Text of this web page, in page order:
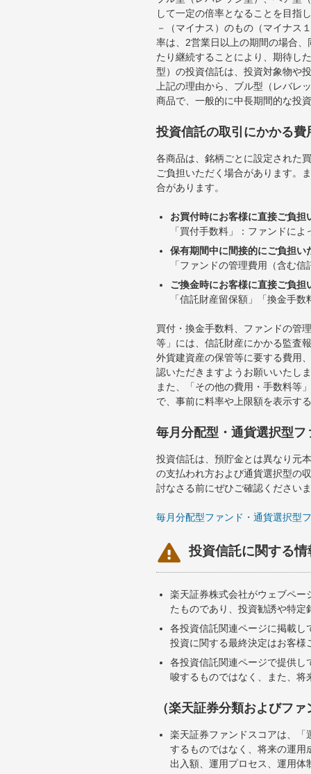
して一定の倍率となることを目指
－（マイナス）のもの（マイナス
率は、2営業日以上の期間の場合
たり継続することにより、期待し
型）の投資信託は、投資対象物や
上記の理由から、ブル型（レバレ
商品で、一般的に中長期間的な投
投資信託の取引にかかる費
各商品は、銘柄ごとに設定された
ご負担いただく場合があります。
合があります。
お買付時にお客様に直接ご負担
「買付手数料」：ファンドに
保有期間中に間接的にご負担い
「ファンドの管理費用（含む
ご換金時にお客様に直接ご負担
「信託財産留保額」「換金手
買付・換金手数料、ファンドの管
等」には、信託財産にかかる監査
外貨建資産の保管等に要する費用
認いただきますようお願いいたし
また、「その他の費用・手数料等
で、事前に料率や上限額を表示す
毎月分配型・通貨選択型
投資信託は、預貯金とは異なり元
の支払われ方および通貨選択型の
討なさる前にぜひご確認ください
毎月分配型ファンド・通貨選択型
 投資信託に関する
楽天証券株式会社がウェブペ
たものであり、投資勧誘や特
各投資信託関連ページに掲載
投資に関する最終決定はお客
各投資信託関連ページで提供
唆するものではなく、また、
（楽天証券分類およびフ
楽天証券ファンドスコアは、
するものではなく、将来の運
出入額、運用プロセス、運用